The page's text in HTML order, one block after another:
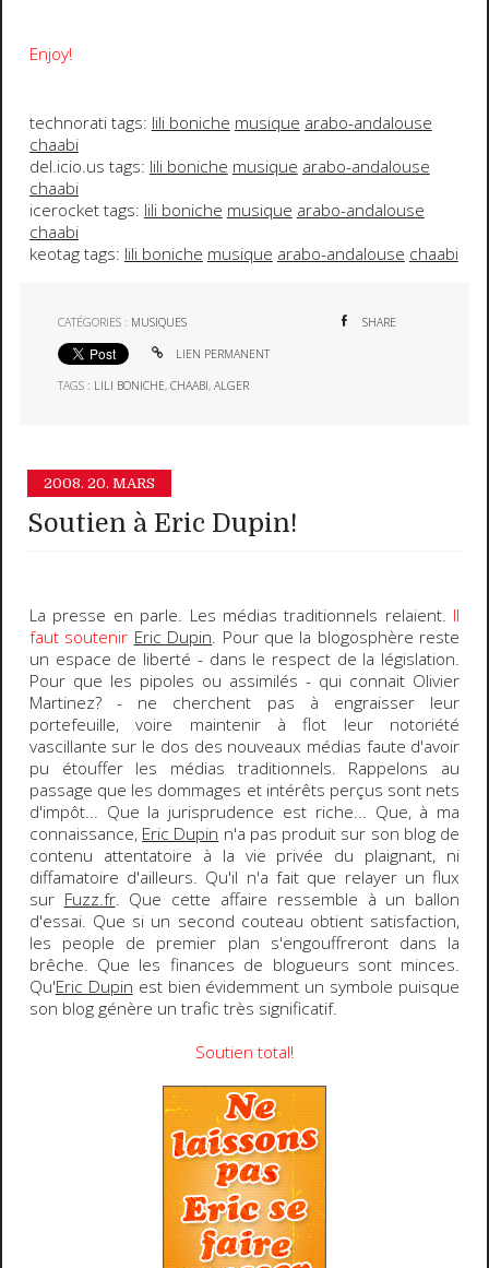
Enjoy!
technorati tags: lili boniche musique arabo-andalouse
chaabi
del.icio.us tags: lili boniche musique arabo-andalouse
chaabi
icerocket tags: lili boniche musique arabo-andalouse
chaabi
keotag tags: lili boniche musique arabo-andalouse chaabi
CATÉGORIES : MUSIQUES SHARE
LIEN PERMANENT
TAGS : LILI BONICHE,CHAABI,ALGER
2008. 20. MARS
Soutien à Eric Dupin!
La presse en parle. Les médias traditionnels relaient. Il
faut soutenir Eric Dupin. Pour que la blogosphère reste
un espace de liberté - dans le respect de la législation.
Pour que les pipoles ou assimilés - qui connait Olivier
Martinez? - ne cherchent pas à engraisser leur
portefeuille, voire maintenir à flot leur notoriété
vascillante sur le dos des nouveaux médias faute d'avoir
pu étouffer les médias traditionnels. Rappelons au
passage que les dommages et intérêts perçus sont nets
d'impôt... Que la jurisprudence est riche... Que, à ma
connaissance, Eric Dupin n'a pas produit sur son blog de
contenu attentatoire à la vie privée du plaignant, ni
diffamatoire d'ailleurs. Qu'il n'a fait que relayer un flux
sur Fuzz.fr. Que cette affaire ressemble à un ballon
d'essai. Que si un second couteau obtient satisfaction,
les people de premier plan s'engouffreront dans la
brêche. Que les finances de blogueurs sont minces.
Qu'Eric Dupin est bien évidemment un symbole puisque
son blog génère un trafic très significatif.
Soutien total!